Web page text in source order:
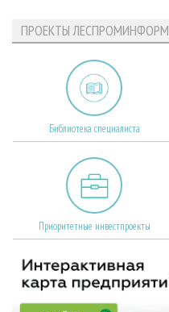
ПРОЕКТЫ ЛЕСПРОМИНФОРМ
Библиотека специалиста
Приоритетные инвестпроекты